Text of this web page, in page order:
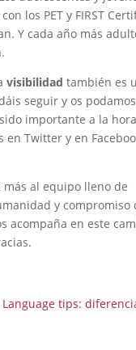
los PET y FIRST
Y cada año más
visibilidad también es
seguir y os podamos
importante a la
Twitter y en
al equipo lleno de
y compromiso
acompaña en este
Language tips: